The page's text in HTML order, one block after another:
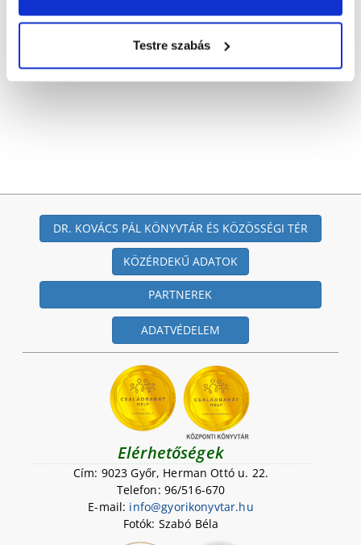
Testre szabás
DR. KOVÁCS PÁL KÖNYVTÁR ÉS KÖZÖSSÉGI TÉR
KÖZÉRDEKŰ ADATOK
PARTNEREK
ADATVÉDELEM
Elérhetőségek
Cím: 9023 Győr, Herman Ottó u. 22.
Telefon: 96/516-670
E-mail: info@gyorikonyvtar.hu
Fotók: Szabó Béla